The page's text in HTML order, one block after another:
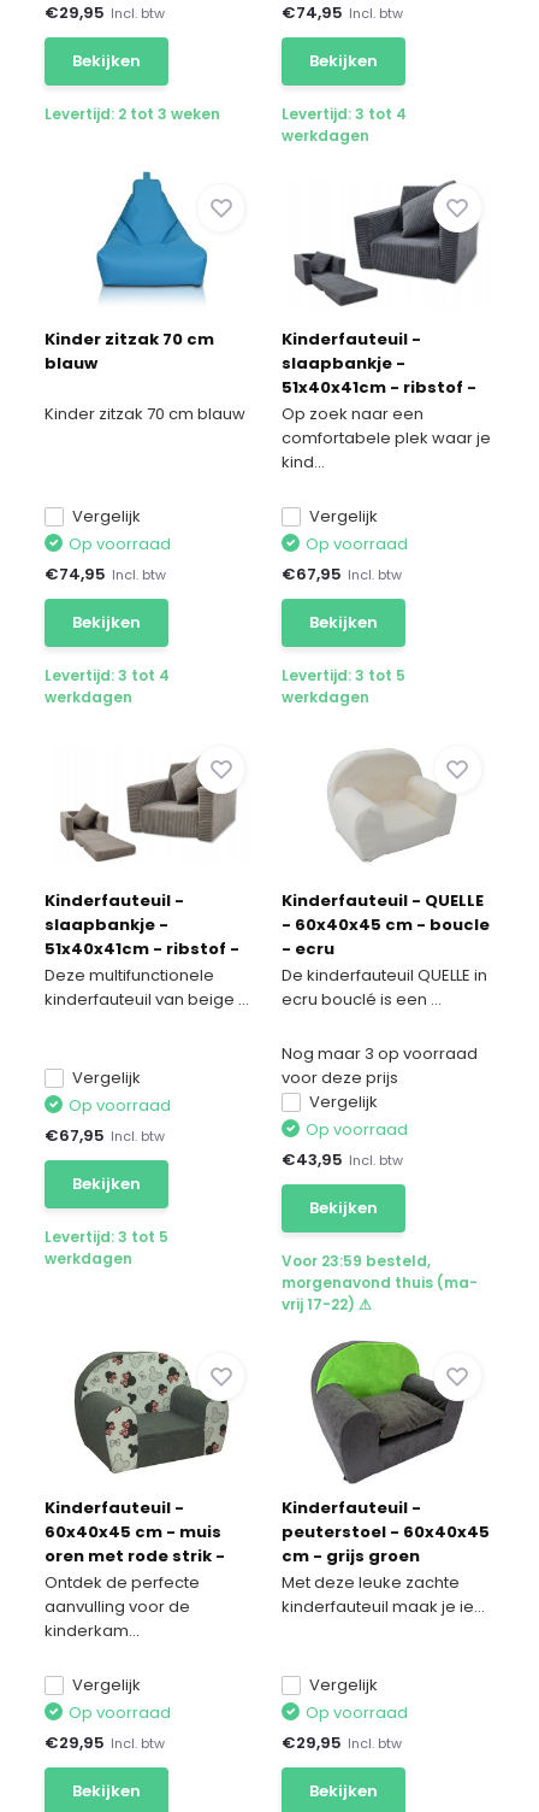
€29,95 Incl. btw
Bekijken
Levertijd: 2 tot 3 weken
€74,95 Incl. btw
Bekijken
Levertijd: 3 tot 4
werkdagen
Kinder zitzak 70 cm
blauw
Kinder zitzak 70 cm blauw
Vergelijk
Op voorraad
€74,95 Incl. btw
Bekijken
Levertijd: 3 tot 4
werkdagen
Kinderfauteuil -
slaapbankje -
51x40x41cm - ribstof -
grijs
Op zoek naar een
comfortabele plek waar je
kind...
Vergelijk
Op voorraad
€67,95 Incl. btw
Bekijken
Levertijd: 3 tot 5
werkdagen
Kinderfauteuil -
slaapbankje -
51x40x41cm - ribstof -
beige
Deze multifunctionele
kinderfauteuil van beige ...
Vergelijk
Op voorraad
€67,95 Incl. btw
Bekijken
Levertijd: 3 tot 5
werkdagen
Kinderfauteuil - QUELLE
- 60x40x45 cm - boucle
- ecru
De kinderfauteuil QUELLE in
ecru bouclé is een ...
Nog maar 3 op voorraad
voor deze prijs
Vergelijk
Op voorraad
€43,95 Incl. btw
Bekijken
Voor 23:59 besteld,
morgenavond thuis (ma-
vrij 17-22) ⚠
Kinderfauteuil -
60x40x45 cm - muis
oren met rode strik -
grijs
Ontdek de perfecte
aanvulling voor de
kinderkam...
Vergelijk
Op voorraad
€29,95 Incl. btw
Bekijken
Kinderfauteuil -
peuterstoel - 60x40x45
cm - grijs groen
Met deze leuke zachte
kinderfauteuil maak je ie...
Vergelijk
Op voorraad
€29,95 Incl. btw
Bekijken